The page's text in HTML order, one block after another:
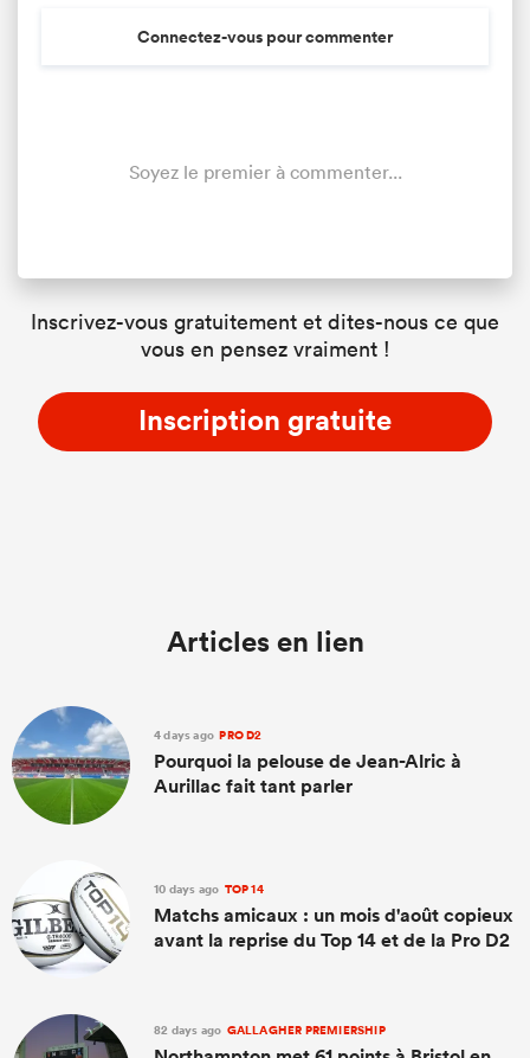
Connectez-vous pour commenter
Soyez le premier à commenter...
Inscrivez-vous gratuitement et dites-nous ce que
vous en pensez vraiment !
Inscription gratuite
Articles en lien
4 days ago PRO D2
Pourquoi la pelouse de Jean-Alric à
Aurillac fait tant parler
10 days ago TOP 14
Matchs amicaux : un mois d'août copieux
avant la reprise du Top 14 et de la Pro D2
82 days ago GALLAGHER PREMIERSHIP